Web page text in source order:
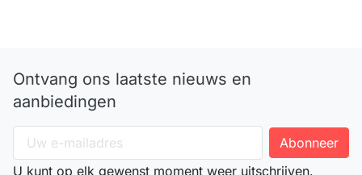
Ontvang ons laatste nieuws en
aanbiedingen
U kunt op elk gewenst moment weer uitschrijven.